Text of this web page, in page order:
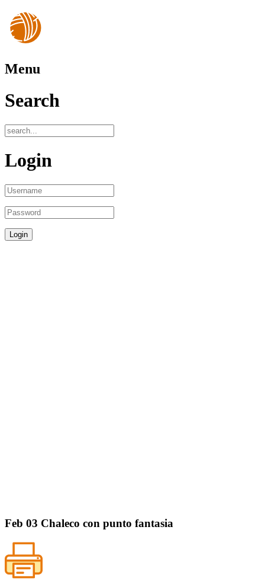
Menu
Search
Login
Feb 03 Chaleco con punto fantasia